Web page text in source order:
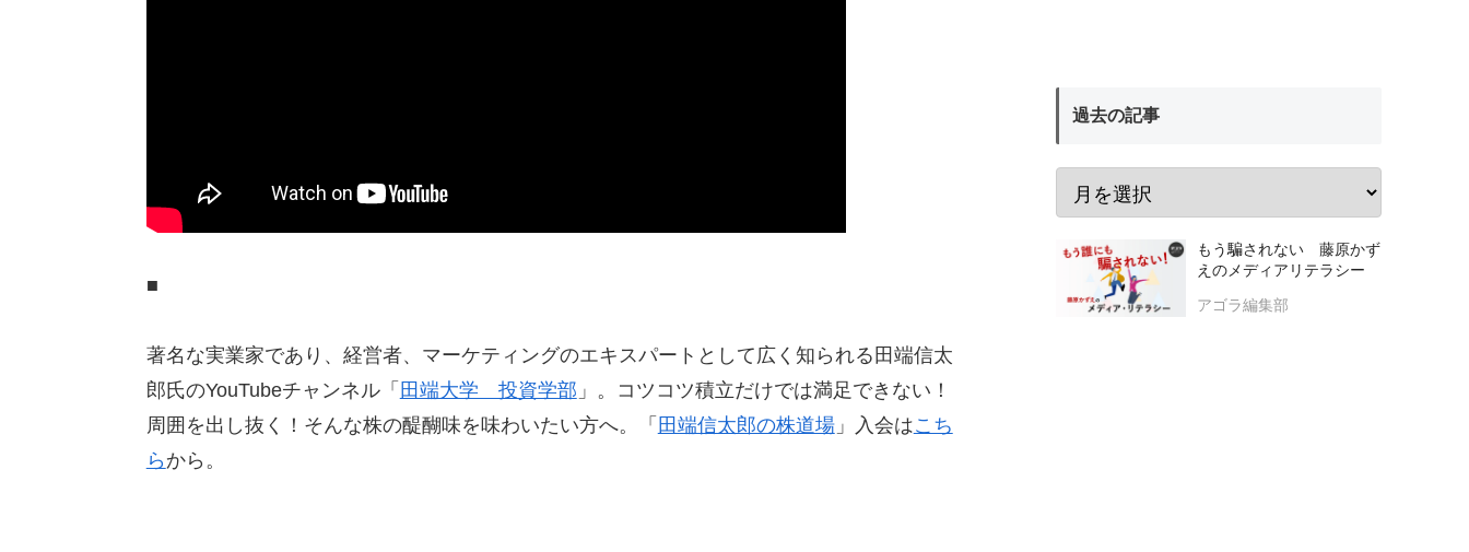
■
著名な実業家であり、経営者、マーケティングのエキスパートとして広く知られる田端信太
郎氏のYouTubeチャンネル「 田端大学 投資学部 」。コツコツ積立だけでは満足できない！
周囲を出し抜く！そんな株の醍醐味を味わいたい方へ。「 田端信太郎の株道場」入会はこち
ら から。
過去の記事
もう騙されない 藤原かず
えのメディアリテラシー
アゴラ編集部